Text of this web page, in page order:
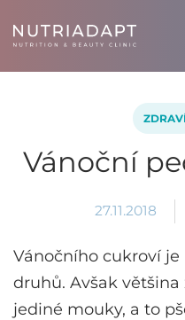
ZDRAVÍ
Vánoční
27.11.2018
Vánočního cukroví
druhů. Avšak většina
jediné mouky, a to